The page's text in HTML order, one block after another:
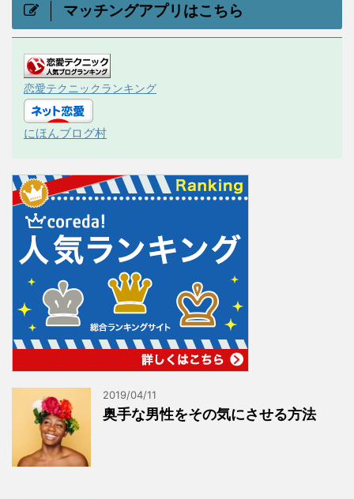
マッチングアプリはこちら
恋愛テクニックランキング
にほんブログ村
2019/04/11
奥手な男性をその気にさせる方法